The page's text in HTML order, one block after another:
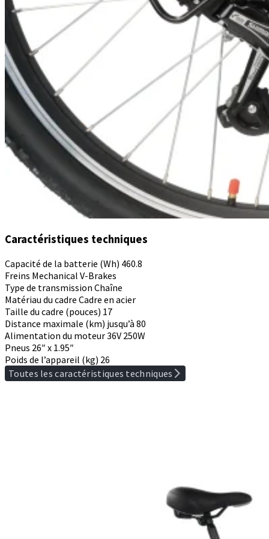
Caractéristiques techniques
Capacité de la batterie (Wh) 460.8
Freins Mechanical V-Brakes
Type de transmission Chaîne
Matériau du cadre Cadre en acier
Taille du cadre (pouces) 17
Distance maximale (km) jusqu’à 80
Alimentation du moteur36V 250W
Pneus 26″ x 1.95″
Poids de l’appareil (kg) 26
Toutes les caractéristiques techniques